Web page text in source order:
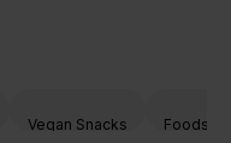
Vegan Snacks Foods &